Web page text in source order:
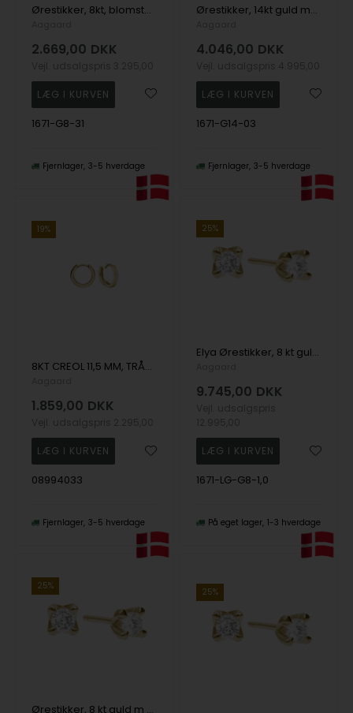
Ørestikker, 8kt, blomster, fra aagaard
2.669,00 DKK
1671-G8-31
Fjernlager 3-5 hverdage
Ørestikker, 14kt guld m/12 cz, fra aagaard
4.046,00 DKK
1671-G14-03
Fjernlager 3-5 hverdage
19%
8KT CREOL 11,5 MM, TRÅD 1,8 MM M/KLAPLÅS, fra Aagaard
1.859,00 DKK
08994033
Fjernlager 3-5 hverdage
25%
Elya Ørestikker, 8 kt guld m /2 x 1,0 ct labgrown , fra Aagaard
9.745,00 DKK
1671-LG-G8-1,0
På eget lager 1-3 hverdage
25%
Ørestikker, 8 kt guld m /2 x 0,75 ct Labgrown , fra Aagaard
25%